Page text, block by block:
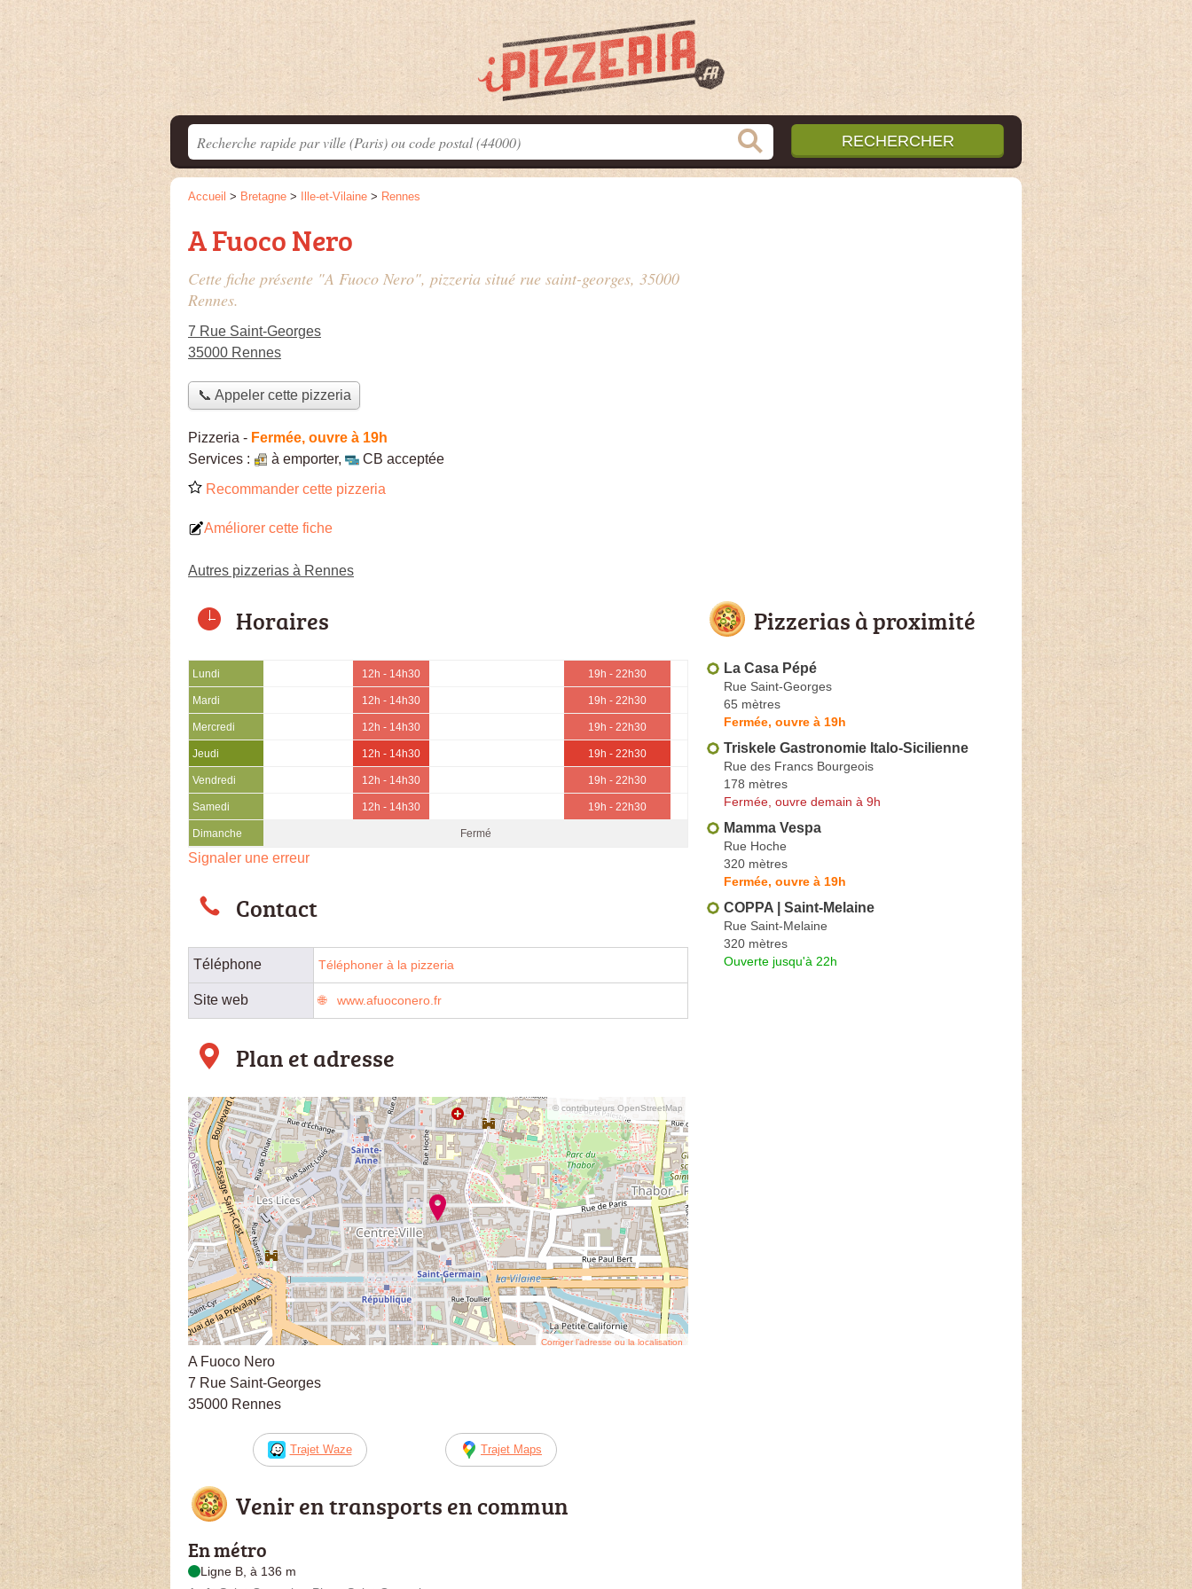
Accueil > Bretagne > Ille-et-Vilaine > Rennes
A Fuoco Nero
Cette fiche présente "A Fuoco Nero", pizzeria situé rue saint-georges, 35000
Rennes.
7 Rue Saint-Georges
35000 Rennes
📞 Appeler cette pizzeria
Pizzeria - Fermée, ouvre à 19h
Services :
à emporter,
CB acceptée
Recommander cette pizzeria
Améliorer cette fiche
Autres pizzerias à Rennes
Horaires
Lundi 12h - 14h30 19h - 22h30
Mardi 12h - 14h30 19h - 22h30
Mercredi 12h - 14h30 19h - 22h30
Jeudi 12h - 14h30 19h - 22h30
Vendredi 12h - 14h30 19h - 22h30
Samedi 12h - 14h30 19h - 22h30
Dimanche Fermé
Signaler une erreur
Contact
Téléphone Téléphoner à la pizzeria
Site web www.afuoconero.fr
Plan et adresse
© contributeurs OpenStreetMap
Corriger l’adresse ou la localisation
A Fuoco Nero
7 Rue Saint-Georges
35000 Rennes
Trajet Waze Trajet Maps
Venir en transports en commun
En métro
Ligne B, à 136 m
Pizzerias à proximité
La Casa Pépé
Rue Saint-Georges
65 mètres
Fermée, ouvre à 19h
Triskele Gastronomie Italo-Sicilienne
Rue des Francs Bourgeois
178 mètres
Fermée, ouvre demain à 9h
Mamma Vespa
Rue Hoche
320 mètres
Fermée, ouvre à 19h
COPPA | Saint-Melaine
Rue Saint-Melaine
320 mètres
Ouverte jusqu'à 22h